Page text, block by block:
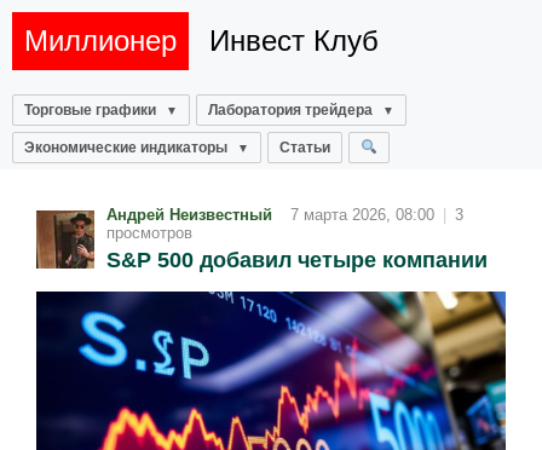
Миллионер Инвест Клуб
Торговые графики Лаборатория трейдера
Экономические индикаторы Статьи
Андрей Неизвестный 7 марта 2026, 08:00
3
просмотров
S&P 500 добавил четыре компании